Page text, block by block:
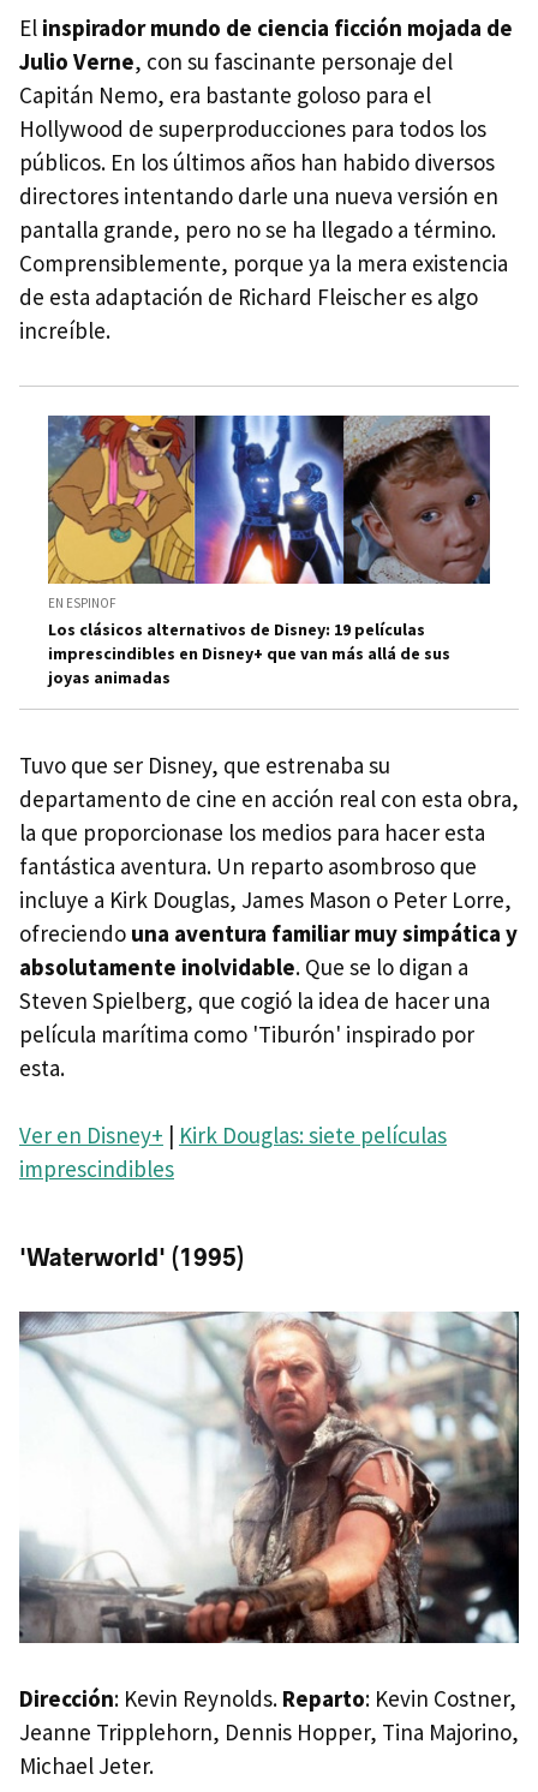
El inspirador mundo de ciencia ficción mojada de
Julio Verne, con su fascinante personaje del
Capitán Nemo, era bastante goloso para el
Hollywood de superproducciones para todos los
públicos. En los últimos años han habido diversos
directores intentando darle una nueva versión en
pantalla grande, pero no se ha llegado a término.
Comprensiblemente, porque ya la mera existencia
de esta adaptación de Richard Fleischer es algo
increíble.
EN ESPINOF
Los clásicos alternativos de Disney: 19 películas
imprescindibles en Disney+ que van más allá de sus
joyas animadas
Tuvo que ser Disney, que estrenaba su
departamento de cine en acción real con esta obra,
la que proporcionase los medios para hacer esta
fantástica aventura. Un reparto asombroso que
incluye a Kirk Douglas, James Mason o Peter Lorre,
ofreciendo una aventura familiar muy simpática y
absolutamente inolvidable. Que se lo digan a
Steven Spielberg, que cogió la idea de hacer una
película marítima como 'Tiburón' inspirado por
esta.
Ver en Disney+
Kirk Douglas: siete películas
imprescindibles
'Waterworld' (1995)
Dirección: Kevin Reynolds. Reparto: Kevin Costner,
Jeanne Tripplehorn, Dennis Hopper, Tina Majorino,
Michael Jeter.